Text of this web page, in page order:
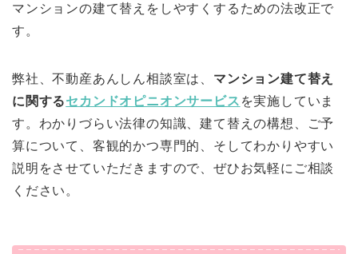
マンションの建て替えをしやすくするための法改正で
す。
弊社、不動産あんしん相談室は、 マンション建て替え
に関するセカンドオピニオンサービス を実施していま
す。わかりづらい法律の知識、建て替えの構想、ご予
算について、客観的かつ専門的、そしてわかりやすい
説明をさせていただきますので、ぜひお気軽にご相談
ください。